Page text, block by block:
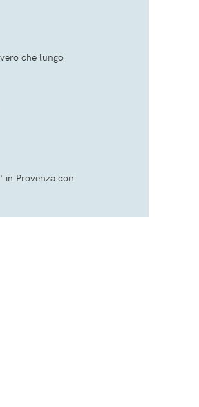
che lungo
in Provenza con